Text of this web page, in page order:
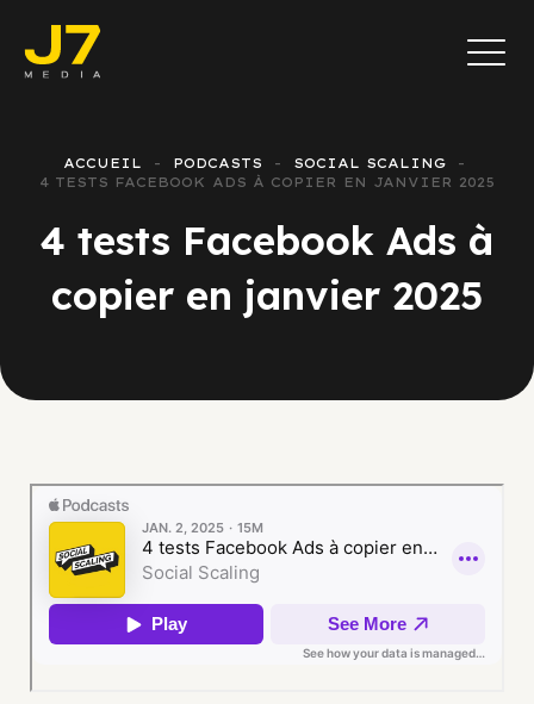
ACCUEIL PODCASTS
SOCIAL SCALING
4 TESTS FACEBOOK ADS À COPIER EN JANVIER 2025
4 tests Facebook Ads à
copier en janvier 2025